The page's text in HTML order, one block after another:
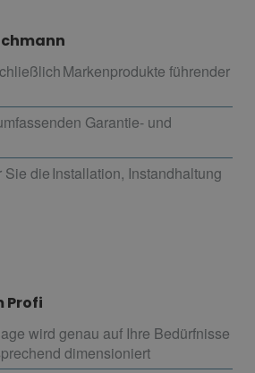
Markenprodukte führender
Garantie- und
die Installation, Instandhaltung
Profi
wird genau auf Ihre Bedürfnisse
dimensioniert